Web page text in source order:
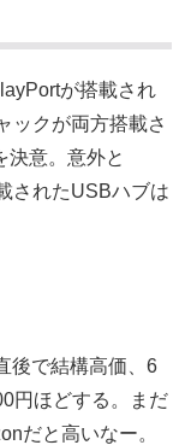
が搭載され
ックが両方搭載さ
決意。意外と
されたUSBハブは
後で結構高価、6
円ほどする。まだ
だと高いなー。